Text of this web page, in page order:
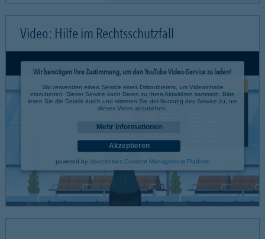
Video: Hilfe im Rechtsschutzfall
Wir benötigen Ihre Zustimmung, um den YouTube Video-Service zu laden!
Wir verwenden einen Service eines Drittanbieters, um Videoinhalte
einzubetten. Dieser Service kann Daten zu Ihren Aktivitäten sammeln. Bitte
lesen Sie die Details durch und stimmen Sie der Nutzung des Service zu, um
dieses Video anzusehen.
Mehr Informationen
Akzeptieren
powered by Usercentrics Consent Management Platform